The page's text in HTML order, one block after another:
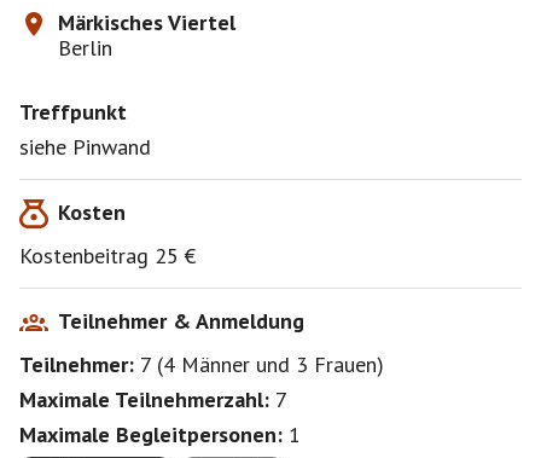
Märkisches Viertel
Berlin
Treffpunkt
siehe Pinwand
Kosten
Kostenbeitrag 25 €
Teilnehmer & Anmeldung
Teilnehmer: 7 (4 Männer und 3 Frauen)
Maximale Teilnehmerzahl: 7
Maximale Begleitpersonen: 1